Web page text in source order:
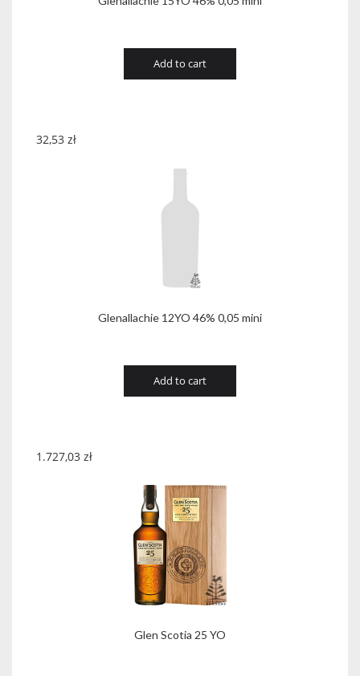
Add to cart
Glenallachie 12YO 46% 0,05 mini
32,53 zł
Add to cart
Glen Scotia 25 YO
1.727,03 zł